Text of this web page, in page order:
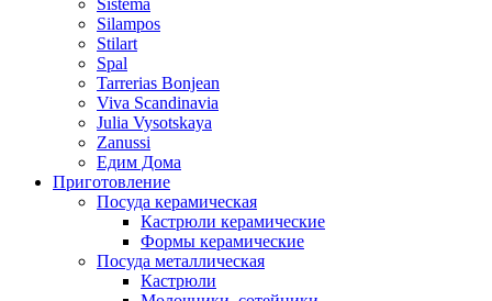
Sistema
Silampos
Stilart
Spal
Tarrerias Bonjean
Viva Scandinavia
Julia Vysotskaya
Zanussi
Едим Дома
Приготовление
Посуда керамическая
Кастрюли керамические
Формы керамические
Посуда металлическая
Кастрюли